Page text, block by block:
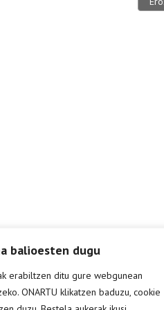
balioesten dugu
erabiltzen ditu gure webgunean
ONARTU klikatzen baduzu, cookie